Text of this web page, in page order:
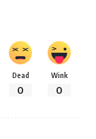
Dead
0
Wink
0